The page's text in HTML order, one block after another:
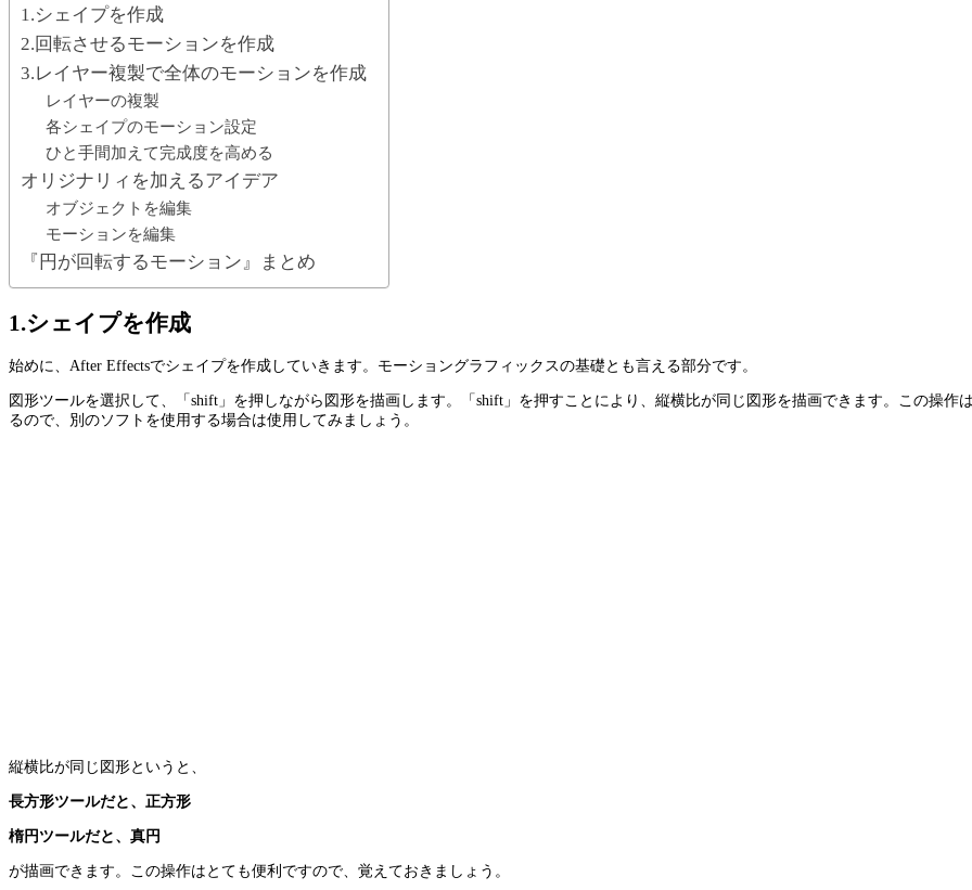
1.シェイプを作成
2.回転させるモーションを作成
3.レイヤー複製で全体のモーションを作成
レイヤーの複製
各シェイプのモーション設定
ひと手間加えて完成度を高める
オリジナリィを加えるアイデア
オブジェクトを編集
モーションを編集
『円が回転するモーション』まとめ
1.シェイプを作成
始めに、After Effectsでシェイプを作成していきます。モーショングラフィックスの基礎とも言える部分です。
図形ツールを選択して、「shift」を押しながら図形を描画します。「shift」を押すことにより、縦横比が同じ図形を描画できます。この操作
るので、別のソフトを使用する場合は使用してみましょう。
縦横比が同じ図形というと、
長方形ツールだと、正方形
楕円ツールだと、真円
が描画できます。この操作はとても便利ですので、覚えておきましょう。